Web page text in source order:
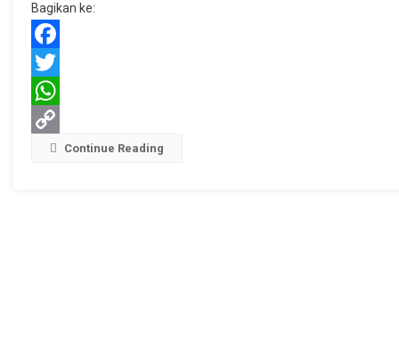
Bagikan ke:
Facebook
Twitter
WhatsApp
Copy
Continue Reading